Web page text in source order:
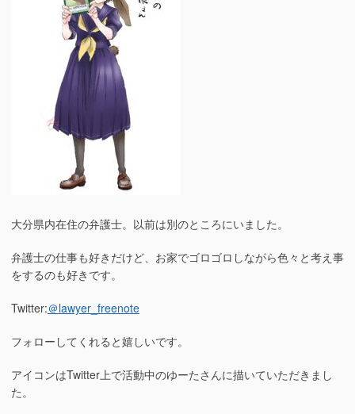
大分県内在住の弁護士。以前は別のところにいました。
弁護士の仕事も好きだけど、お家でゴロゴロしながら色々と考え事
をするのも好きです。
Twitter:＠lawyer_freenote
フォローしてくれると嬉しいです。
アイコンはTwitter上で活動中のゆーたさんに描いていただきまし
た。